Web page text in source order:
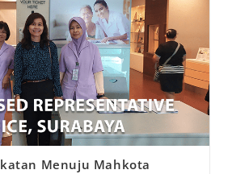
Menuju Mahkota